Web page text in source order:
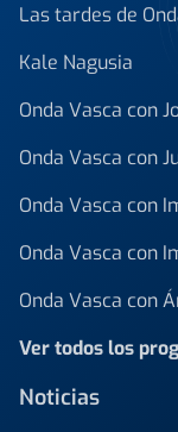
Las tardes de
Kale Nagusia
Onda Vasca con
Onda Vasca con
Onda Vasca con
Onda Vasca con
Onda Vasca con
Ver todos los
Noticias